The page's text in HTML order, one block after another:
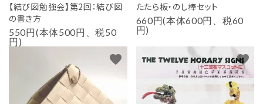
【結び図勉強会】第2回：結び図
の書き方
550円(本体500円、税50
円)
たたら板・のし棒セット
660円(本体600円、税60
円)
favorite favorite